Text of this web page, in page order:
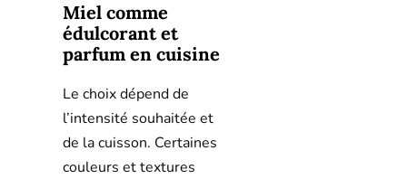
Miel comme
édulcorant et
parfum en cuisine
Le choix dépend de
l’intensité souhaitée et
de la cuisson. Certaines
couleurs et textures